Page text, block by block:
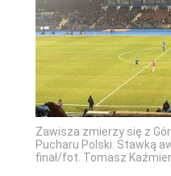
Zawisza zmierzy się z
Pucharu Polski. Stawką
finał/fot. Tomasz